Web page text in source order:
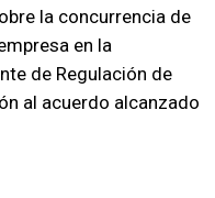
la concurrencia de
en la
de Regulación de
al acuerdo alcanzado